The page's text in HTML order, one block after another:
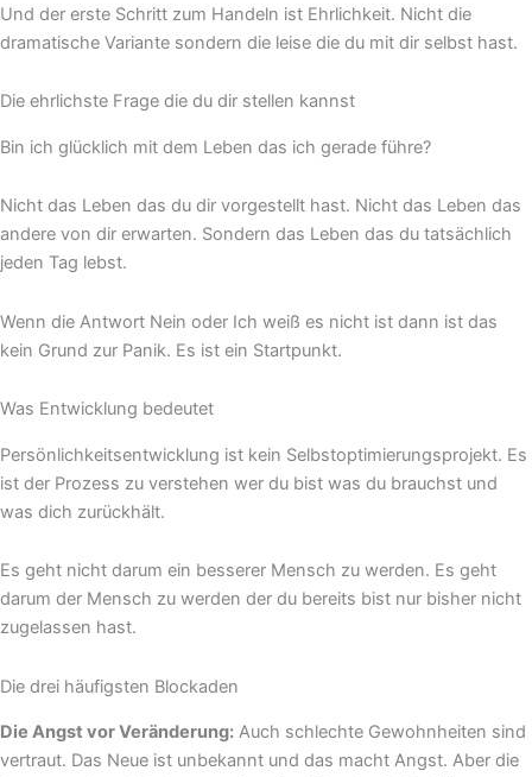
Und der erste Schritt zum Handeln ist Ehrlichkeit. Nicht die
dramatische Variante sondern die leise die du mit dir selbst hast.
Die ehrlichste Frage die du dir stellen kannst
Bin ich glücklich mit dem Leben das ich gerade führe?
Nicht das Leben das du dir vorgestellt hast. Nicht das Leben das
andere von dir erwarten. Sondern das Leben das du tatsächlich
jeden Tag lebst.
Wenn die Antwort Nein oder Ich weiß es nicht ist dann ist das
kein Grund zur Panik. Es ist ein Startpunkt.
Was Entwicklung bedeutet
Persönlichkeitsentwicklung ist kein Selbstoptimierungsprojekt. Es
ist der Prozess zu verstehen wer du bist was du brauchst und
was dich zurückhält.
Es geht nicht darum ein besserer Mensch zu werden. Es geht
darum der Mensch zu werden der du bereits bist nur bisher nicht
zugelassen hast.
Die drei häufigsten Blockaden
Die Angst vor Veränderung: Auch schlechte Gewohnheiten sind
vertraut. Das Neue ist unbekannt und das macht Angst. Aber die